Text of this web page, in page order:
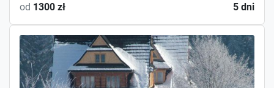
od 1300 zł 5 dni